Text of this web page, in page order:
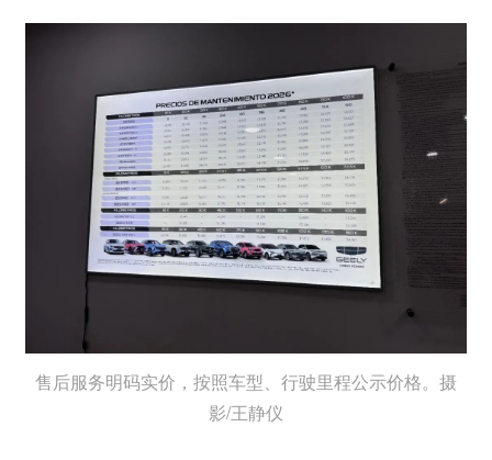
售后服务明码实价，按照车型、行驶里程公示价格。摄
影/王静仪